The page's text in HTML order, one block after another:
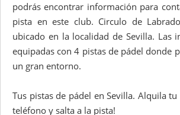
podrás encontrar información para
pista en este club. Circulo de
ubicado en la localidad de Sevilla. Las
equipadas con 4 pistas de pádel donde
un gran entorno.
Tus pistas de pádel en Sevilla. Alquila
teléfono y salta a la pista!